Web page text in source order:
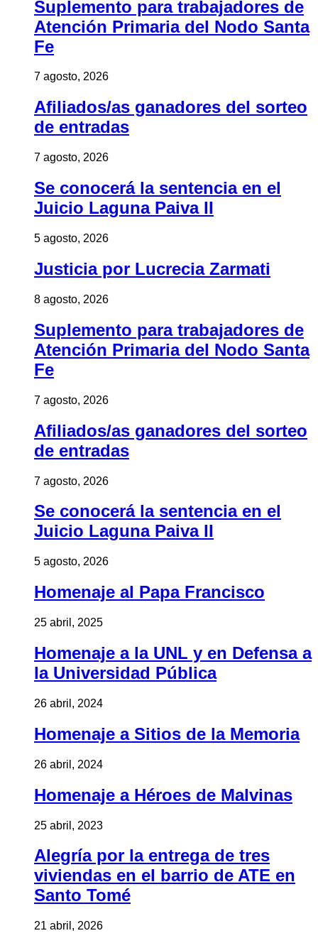
Suplemento para trabajadores de
Atención Primaria del Nodo Santa
Fe
7 agosto, 2026
Afiliados/as ganadores del sorteo
de entradas
7 agosto, 2026
Se conocerá la sentencia en el
Juicio Laguna Paiva II
5 agosto, 2026
Justicia por Lucrecia Zarmati
8 agosto, 2026
Suplemento para trabajadores de
Atención Primaria del Nodo Santa
Fe
7 agosto, 2026
Afiliados/as ganadores del sorteo
de entradas
7 agosto, 2026
Se conocerá la sentencia en el
Juicio Laguna Paiva II
5 agosto, 2026
Homenaje al Papa Francisco
25 abril, 2025
Homenaje a la UNL y en Defensa a
la Universidad Pública
26 abril, 2024
Homenaje a Sitios de la Memoria
26 abril, 2024
Homenaje a Héroes de Malvinas
25 abril, 2023
Alegría por la entrega de tres
viviendas en el barrio de ATE en
Santo Tomé
21 abril, 2026